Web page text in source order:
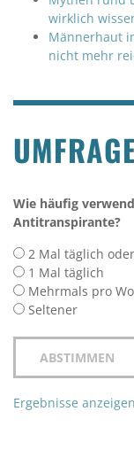
wirklich
Männerhaut
nicht mehr
Wie häufig
Antitranspirante?
2 Mal täglich
1 Mal täglich
Mehrmals pro
Seltener
Ergebnisse anzeigen